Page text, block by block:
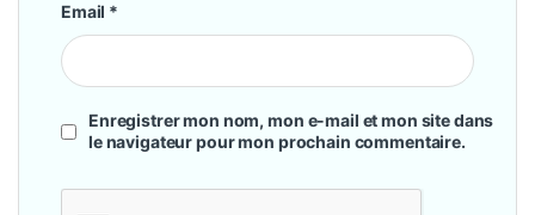
Email *
Enregistrer mon nom, mon e-mail et mon site dans
le navigateur pour mon prochain commentaire.